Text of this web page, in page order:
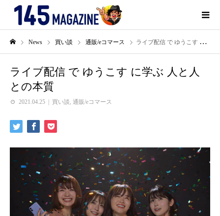
News 買い談 通販/eコマース ライブ配信 で ゆうこす に学ぶ 人と人との本質
ライブ配信 で ゆうこす に学ぶ 人と人
との本質
2021.04.25 買い談 通販/eコマース